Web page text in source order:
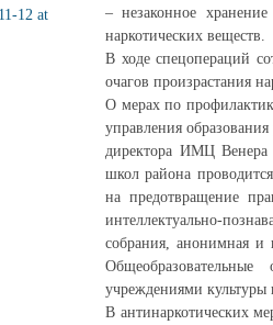
– незаконное
наркотических веществ.
В ходе спецопераций
очагов произрастания
О мерах по
управления
директора ИМЦ Венера
школ района
на предотвращение
интеллектуально-
собрания, анонимная и
учреждениями культуры
В антинаркотических